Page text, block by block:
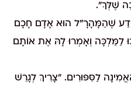
שֶׁלְּךָ".
שֶׁהַמָּהָרָ"ל הוּא אָדָם חָכָם
לַמַּלְכָּה וְאָמְרוּ לָהּ אֶת אוֹתָם
לַסִּפּוּרִים. "צָרִיךְ לְגָרֵשׁ